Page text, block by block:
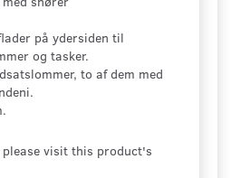
på ydersiden til
og tasker.
to af dem med
visit this product's